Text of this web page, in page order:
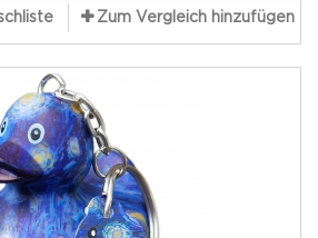
Zum Vergleich hinzufügen